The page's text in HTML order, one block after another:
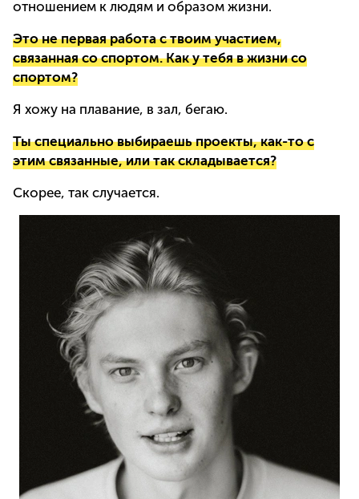
отношением к людям и образом жизни.
Это не первая работа с твоим участием,
связанная со спортом. Как у тебя в жизни со
спортом?
Я хожу на плавание, в зал, бегаю.
Ты специально выбираешь проекты, как-то с
этим связанные, или так складывается?
Скорее, так случается.